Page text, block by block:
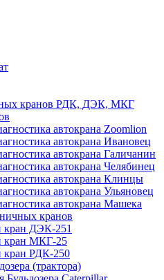
кранов РДК, ДЭК, МКГ
автокрана Zoomlion
автокрана Ивановец
автокрана Галичанин
автокрана Челябинец
автокрана Клинцы
автокрана Ульяновец
автокрана Машека
кранов
кран ДЭК-251
кран МКГ-25
кран РДК-250
(трактора)